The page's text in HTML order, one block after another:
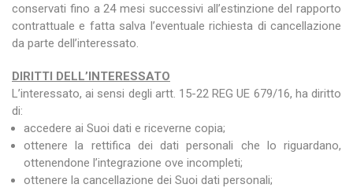
conservati fino a 24 mesi successivi all’estinzione del rapporto
contrattuale e fatta salva l’eventuale richiesta di cancellazione
da parte dell’interessato.
DIRITTI DELL’INTERESSATO
L’interessato, ai sensi degli artt. 15-22 REG UE 679/16, ha diritto
di:
accedere ai Suoi dati e riceverne copia;
ottenere la rettifica dei dati personali che lo riguardano,
ottenendone l’integrazione ove incompleti;
ottenere la cancellazione dei Suoi dati personali;